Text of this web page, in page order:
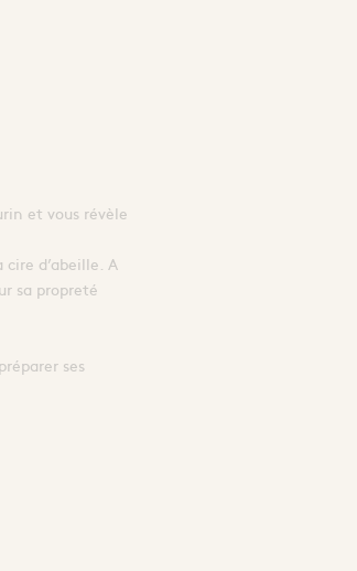
et vous révèle
d’abeille. A
sa propreté
ses